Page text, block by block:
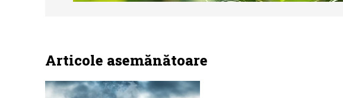
Articole asemănătoare